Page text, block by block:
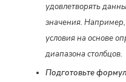
удовлетворять
значения.
условия на основе
диапазона столбцов.
Подготовьте